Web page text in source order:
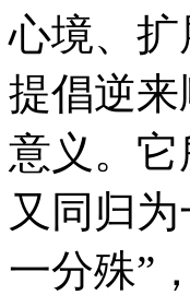
心境、
提倡逆
意义。
又同归
一分殊”